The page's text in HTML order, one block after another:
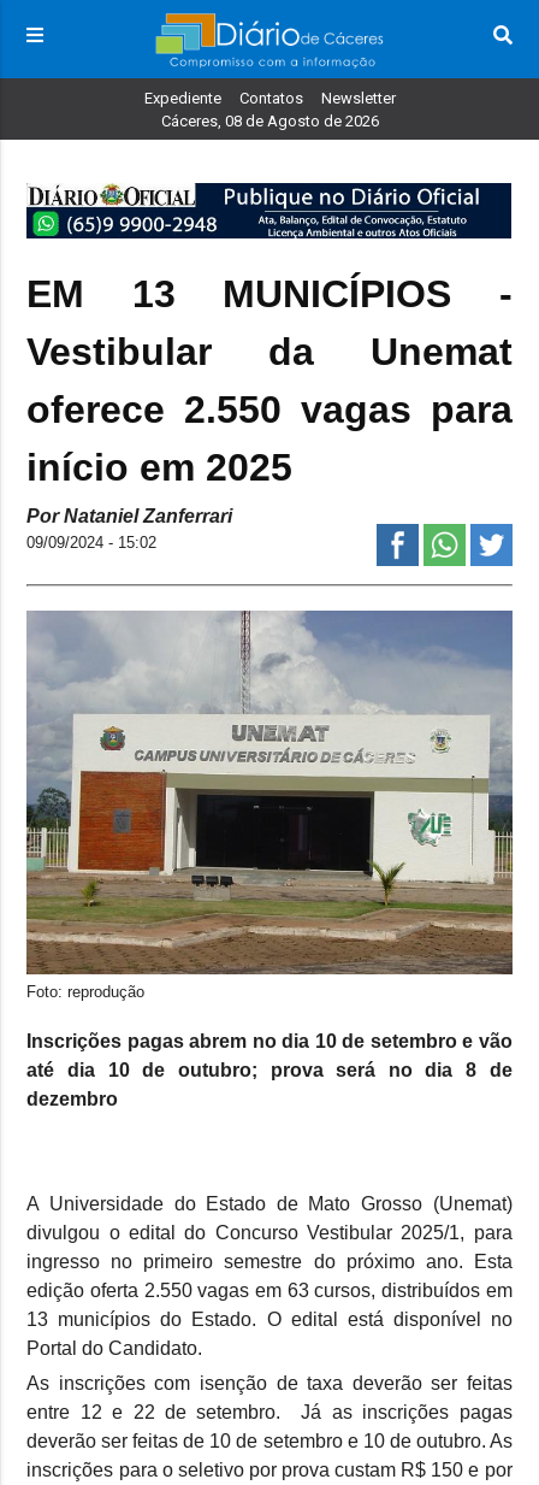
Expediente Contatos
Newsletter
Cáceres, 08 de Agosto de 2026
EM 13 MUNICÍPIOS -
Vestibular da Unemat
oferece 2.550 vagas para
início em 2025
Por Nataniel Zanferrari
09/09/2024 - 15:02
Foto: reprodução
Inscrições pagas abrem no dia 10 de setembro e vão
até dia 10 de outubro; prova será no dia 8 de
dezembro
A Universidade do Estado de Mato Grosso (Unemat)
divulgou o edital do Concurso Vestibular 2025/1, para
ingresso no primeiro semestre do próximo ano. Esta
edição oferta 2.550 vagas em 63 cursos, distribuídos em
13 municípios do Estado. O edital está disponível no
Portal do Candidato.
As inscrições com isenção de taxa deverão ser feitas
entre 12 e 22 de setembro. Já as inscrições pagas
deverão ser feitas de 10 de setembro e 10 de outubro. As
inscrições para o seletivo por prova custam R$ 150 e por